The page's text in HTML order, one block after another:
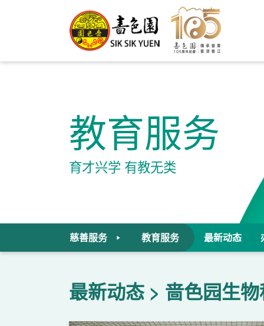
教育服务
育才兴学 有教无类
慈善服务 教育服务 最新动态
最新动态 啬色园生